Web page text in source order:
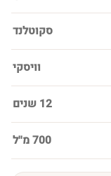
סקוטלנד
וויסקי
12 שנים
700 מ''ל